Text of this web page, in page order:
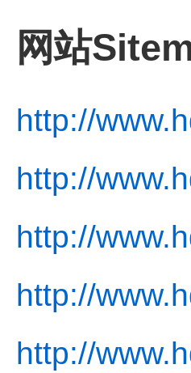
网站
http://
http://
http://
http://
http://